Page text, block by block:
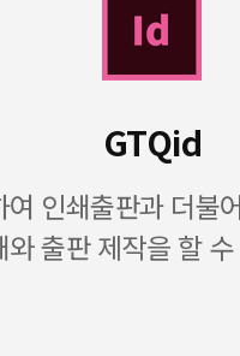
GTQid
인쇄출판과 더불
와 출판 제작을 할